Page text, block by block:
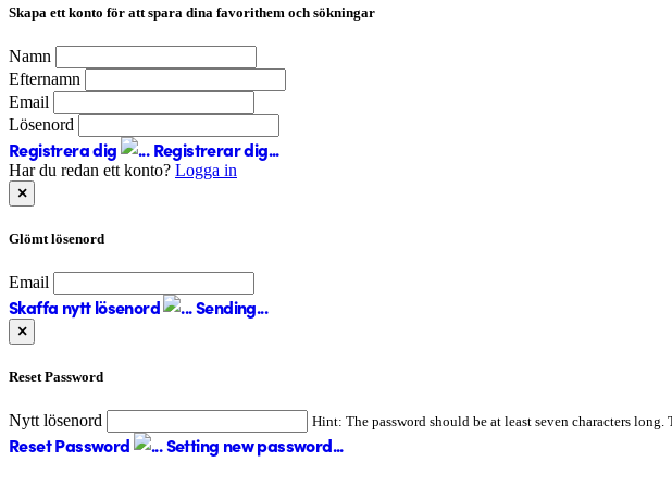
Skapa ett konto för att spara dina favorithem och sökningar
Namn
Efternamn
Email
Lösenord
Registrera dig Registrerar dig...
Har du redan ett konto? Logga in
×
Glömt lösenord
Email
Skaffa nytt lösenord Sending...
×
Reset Password
Nytt lösenord Hint: The password should be at least seven characters
Reset Password Setting new password...